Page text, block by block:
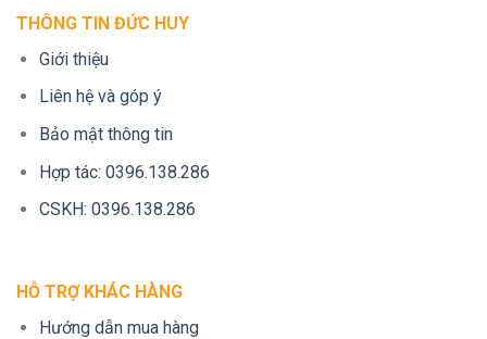
THÔNG TIN ĐỨC HUY
Giới thiệu
Liên hệ và góp ý
Bảo mật thông tin
Hợp tác: 0396.138.286
CSKH: 0396.138.286
HỖ TRỢ KHÁC HÀNG
Hướng dẫn mua hàng